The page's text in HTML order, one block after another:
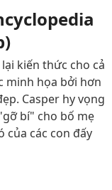
kiến thức cho cả
minh họa bởi hơn
Casper hy vọng
bí" cho bố mẹ
của các con đấy